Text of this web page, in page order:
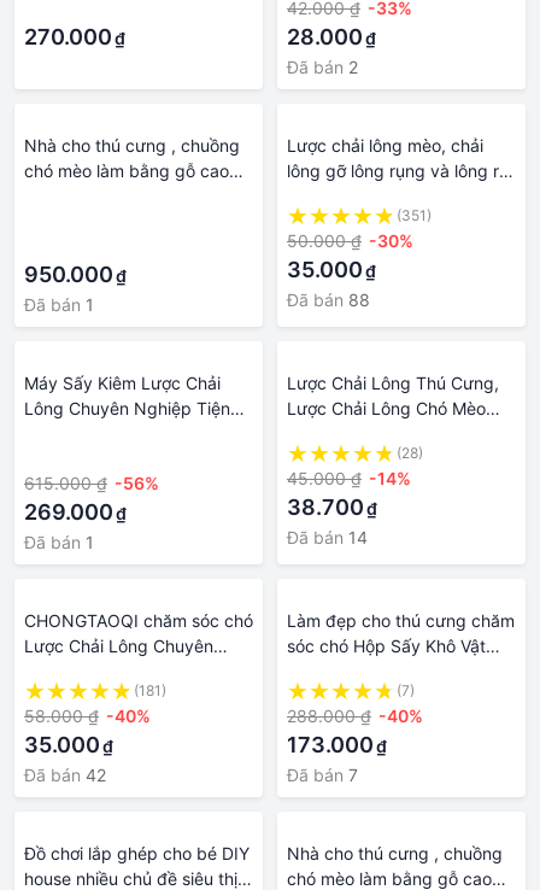
270.000₫
42.000 ₫ -33%
28.000₫
Đã bán 2
Nhà cho thú cưng , chuồng
chó mèo làm bằng gỗ cao
950.000₫
Đã bán 1
Lược chải lông mèo, chải
lông gỡ lông rụng và lông rối
lợi, có nút bấm lấy lông sau
khi chải
(351)
50.000 ₫ -30%
35.000₫
Đã bán 88
Máy Sấy Kiêm Lược Chải
Lông Chuyên Nghiệp Tiện
Và Đẹp Hơn, Thời Gian Khô
Nhanh Hơn
615.000 ₫ -56%
269.000₫
Đã bán 1
Lược Chải Lông Thú Cưng,
Lược Chải Lông Chó Mèo
Cho Thú Cưng(28)
45.000 ₫ -14%
38.700₫
Đã bán 14
CHONGTAOQI chăm sóc chó
Lược Chải Lông Chuyên
làm đẹp cho thú cưng
(181)
58.000 ₫ -40%
35.000₫
Đã bán 42
Làm đẹp cho thú cưng chăm
sóc chó Hộp Sấy Khô Vật
Tiện Lợi
(7)
288.000 ₫ -40%
173.000₫
Đã bán 7
Đồ chơi lắp ghép cho bé DIY
house nhiều chủ đề siêu thị
Nhà cho thú cưng , chuồng
chó mèo làm bằng gỗ cao